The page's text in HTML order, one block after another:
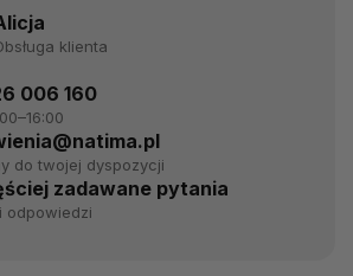
klienta
006 160
do twojej dyspozycji
zadawane pytania
odpowiedzi